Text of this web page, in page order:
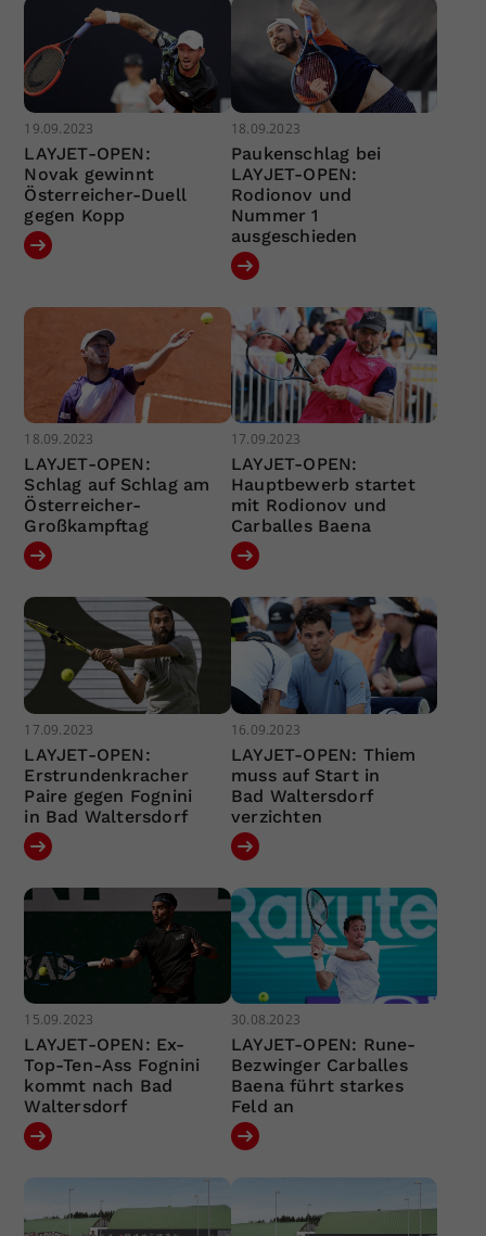
19.09.2023
LAYJET-OPEN:
Novak gewinnt
Österreicher-Duell
gegen Kopp
18.09.2023
Paukenschlag bei
LAYJET-OPEN:
Rodionov und
Nummer 1
ausgeschieden
18.09.2023
LAYJET-OPEN:
Schlag auf Schlag am
Österreicher-
Großkampftag
17.09.2023
LAYJET-OPEN:
Hauptbewerb startet
mit Rodionov und
Carballes Baena
17.09.2023
LAYJET-OPEN:
Erstrundenkracher
Paire gegen Fognini
in Bad Waltersdorf
16.09.2023
LAYJET-OPEN: Thiem
muss auf Start in
Bad Waltersdorf
verzichten
15.09.2023
LAYJET-OPEN: Ex-
Top-Ten-Ass Fognini
kommt nach Bad
Waltersdorf
30.08.2023
LAYJET-OPEN: Rune-
Bezwinger Carballes
Baena führt starkes
Feld an